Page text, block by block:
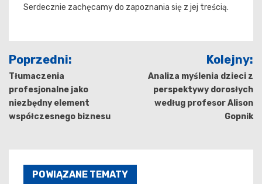
Serdecznie zachęcamy do zapoznania się z jej treścią.
Nawigacja
wpisu
Poprzedni:
Tłumaczenia
profesjonalne jako
niezbędny element
współczesnego biznesu
Kolejny:
Analiza myślenia dzieci z
perspektywy dorosłych
według profesor Alison
Gopnik
POWIĄZANE TEMATY